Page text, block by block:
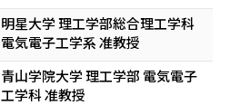
明星大学 理工学部総合理工学科
電気電子工学系 准教授
青山学院大学 理工学部 電気電子
工学科 准教授